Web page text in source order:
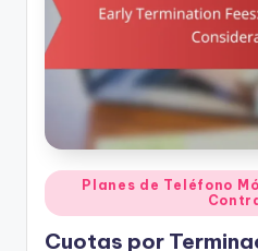
Posted
in
Planes de Teléfono
Cuotas por